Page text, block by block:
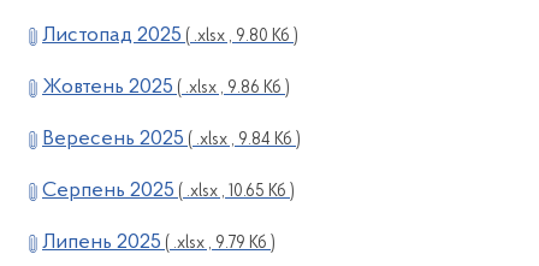
Листопад 2025 ( .xlsx , 9.80 Кб )
Жовтень 2025 ( .xlsx , 9.86 Кб )
Вересень 2025 ( .xlsx , 9.84 Кб )
Серпень 2025 ( .xlsx , 10.65 Кб )
Липень 2025 ( .xlsx , 9.79 Кб )